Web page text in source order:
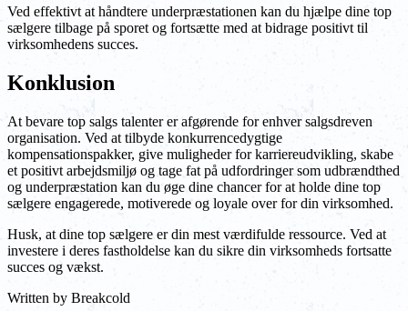
Ved effektivt at håndtere underpræstationen kan du hjælpe dine top
sælgere tilbage på sporet og fortsætte med at bidrage positivt til
virksomhedens succes.
Konklusion
At bevare top salgs talenter er afgørende for enhver salgsdreven
organisation. Ved at tilbyde konkurrencedygtige
kompensationspakker, give muligheder for karriereudvikling, skabe
et positivt arbejdsmiljø og tage fat på udfordringer som udbrændthed
og underpræstation kan du øge dine chancer for at holde dine top
sælgere engagerede, motiverede og loyale over for din virksomhed.
Husk, at dine top sælgere er din mest værdifulde ressource. Ved at
investere i deres fastholdelse kan du sikre din virksomheds fortsatte
succes og vækst.
Written by Breakcold